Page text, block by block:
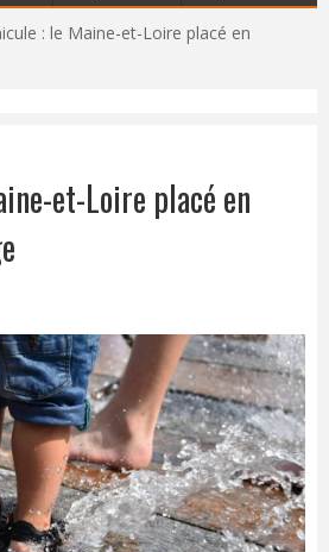
: le Maine-et-Loire placé en
et-Loire placé en